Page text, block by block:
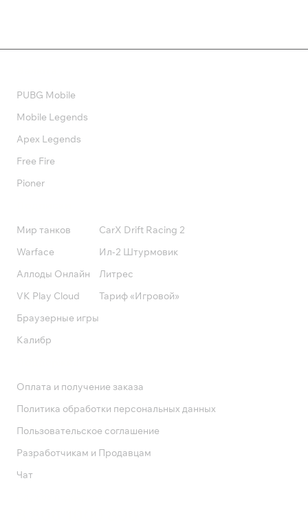
PUBG Mobile
Mobile Legends
Apex Legends
Free Fire
Pioner
Мир танков
Warface
Аллоды Онлайн
VK Play Cloud
Браузерные игры
Калибр
CarX Drift Racing 2
Ил-2 Штурмовик
Литрес
Тариф «Игровой»
Оплата и получение заказа
Политика обработки персональных данных
Пользовательское соглашение
Разработчикам и Продавцам
Чат